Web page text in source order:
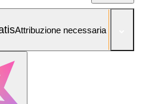
Attribuzione necessaria